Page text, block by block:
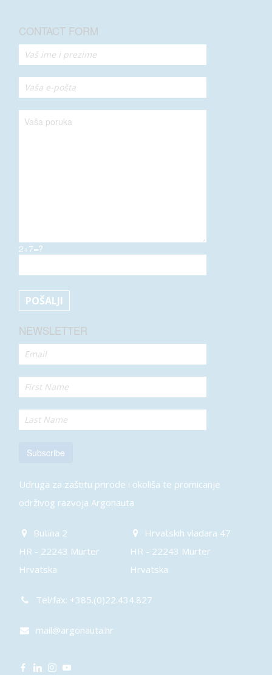
CONTACT FORM
2+7=?
NEWSLETTER
Subscribe
Udruga za zaštitu prirode i okoliša te promicanje
održivog razvoja Argonauta
Butina 2
HR - 22243 Murter
Hrvatska
Hrvatskih vladara 47
HR - 22243 Murter
Hrvatska
Tel/fax: +385.(0)22.434.827
mail@argonauta.hr